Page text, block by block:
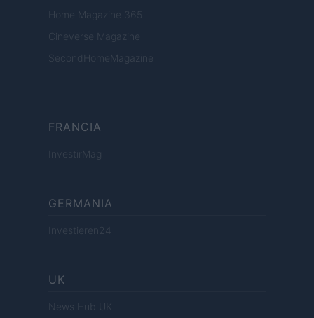
Home Magazine 365
Cineverse Magazine
SecondHomeMagazine
FRANCIA
InvestirMag
GERMANIA
Investieren24
UK
News Hub UK